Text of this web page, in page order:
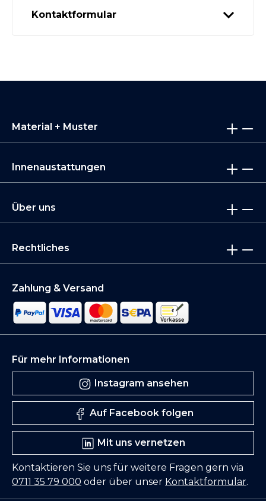
Kontaktformular
Material + Muster
Innenaustattungen
Über uns
Rechtliches
Zahlung & Versand
Für mehr Informationen
Instagram ansehen
Auf Facebook folgen
Mit uns vernetzen
Kontaktieren Sie uns für weitere Fragen gern via
0711 35 79 000 oder über unser Kontaktformular.